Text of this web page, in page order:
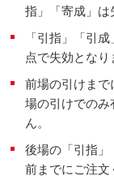
指」「寄成」は
「引指」「引
点で失効となり
前場の引けま
場の引けでの
ん。
後場の「引指
前までにご注文